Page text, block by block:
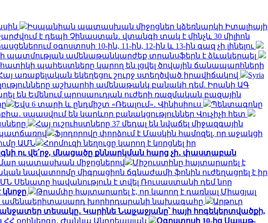
Իսպանիան պատասխան միջոցներ կձեռնարկի Իտալիայի
է դեպի Չինաստան․ վտանգի տակ է մինչև 30 միլիոն
օգոստոսի 10-ին, 11-ին, 12-ին և 13-ին գազ չի լինելու
պատմության ամենաթանկարժեք տրանսֆերն է ձևակերպել
պահեստները կարող են լցվել ծովային ճանապարհների
առաքելական եկեղեցու շուրջ ստեղծված իրավիճակով
Syria
աշխարհի ամենաթանկ բանակի դեմ. Իրանի ԱԳ
են Եմենում պրոսաուդյան ուժերի ռազմական բազային
Եվս 6 տարի և ընդմիշտ «Ռեալում»․ Վինիսիուս
Պենտագոնը
սպասվում են կարևոր բանակցություններ Վուչիչի հետ
Հայ ուշուիստները 37 մեդալ են նվաճել միջազգային
պատճառով
Ֆյոդորովը փորձում է Մասկին համոզել, որ աջակցի
ԱՄՆ
Հորմուզի նեղուցը կարող է կորցնել իր
ու վե՛րջ, մնացածը քննարկման հարց չի․ փաստաբան
պատասխան միջոցներով
Միշուստինը հայտարարել է
նավատորմը միգրացիոն ճգնաժամի ֆոնին ուժեղացրել է իր
Սենատը հավանություն է տվել Ռուսաստանի դեմ նոր
Թրամփը հայտարարել է, որ կարող է դառնալ Միացյալ
ամենաերիտասարդ խորհրդարանի նախագահը
Արթուր
տեսակը․ Կարինե Նալչաջյանը՝ հայի հոգեկերտվածքի,
ՀՀ օրհներգը․ Ժաննա Անդրեասյան
Օգոստոսի 10-ից Սայաթ-